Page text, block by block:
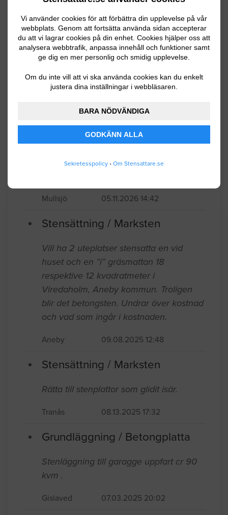
Vi använder cookies för att förbättra din upplevelse på vår
webbplats. Genom att fortsätta använda sidan accepterar
du att vi lagrar cookies på din enhet. Cookies hjälper oss att
analysera webbtrafik, anpassa innehåll och funktioner samt
ge dig en mer personlig och smidig upplevelse.
Om du inte vill att vi ska använda cookies kan du enkelt
justera dina inställningar i webbläsaren.
BARA NÖDVÄNDIGA
GODKÄNN ALLA
Sekretesspolicy • Om Stensattare.se
Stensättning / Marksten
2x2. 2m yta, stenplattor vid
garagetuppfart. 20 st plattor, 50x50cm
plattor, varav 4 behöver kapas.
05.16.2026 10:42
Anläggningsarbete
Plattsättning av betongplattor. 35×35cm.
Mullsjö 05.11.2026 14:42
Stensättning / Marksten
Vill ha 2 uteplatser stensatta en vid
huset och en ”i” gräsmattan 18
respektive 12 kvadratmeter i
Viredaholm, Aneby kommun. Troligen
blir det betongsten. Undrar över kostnad
och vad som ingår i kostnaden.
Aneby 09.08.2025 12:48
Stensättning / Marksten
Rätta till stenplattor som glidit isär.
Tranås 08.13.2025 17:32
Grundläggning / Betongplatta
Stenläggning till garagge uppfart cr 90
kvm .
Gislaved 07.03.2025 20:02